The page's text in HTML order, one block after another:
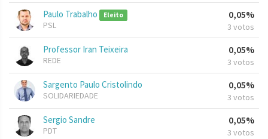
Paulo Trabalho Eleito
PSL
0,05%
3 votos
Professor Iran Teixeira
REDE
0,05%
3 votos
Sargento Paulo Cristolindo
SOLIDARIEDADE
0,05%
3 votos
Sergio Sandre
PDT
0,05%
3 votos